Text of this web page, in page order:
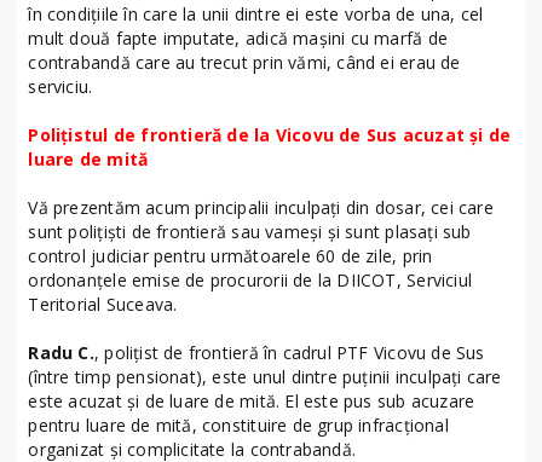
în condițiile în care la unii dintre ei este vorba de una, cel
mult două fapte imputate, adică mașini cu marfă de
contrabandă care au trecut prin vămi, când ei erau de
serviciu.
Polițistul de frontieră de la Vicovu de Sus acuzat și de
luare de mită
Vă prezentăm acum principalii inculpați din dosar, cei care
sunt polițiști de frontieră sau vameși și sunt plasați sub
control judiciar pentru următoarele 60 de zile, prin
ordonanțele emise de procurorii de la DIICOT, Serviciul
Teritorial Suceava.
Radu C., polițist de frontieră în cadrul PTF Vicovu de Sus
(între timp pensionat), este unul dintre puținii inculpați care
este acuzat și de luare de mită. El este pus sub acuzare
pentru luare de mită, constituire de grup infracțional
organizat și complicitate la contrabandă.